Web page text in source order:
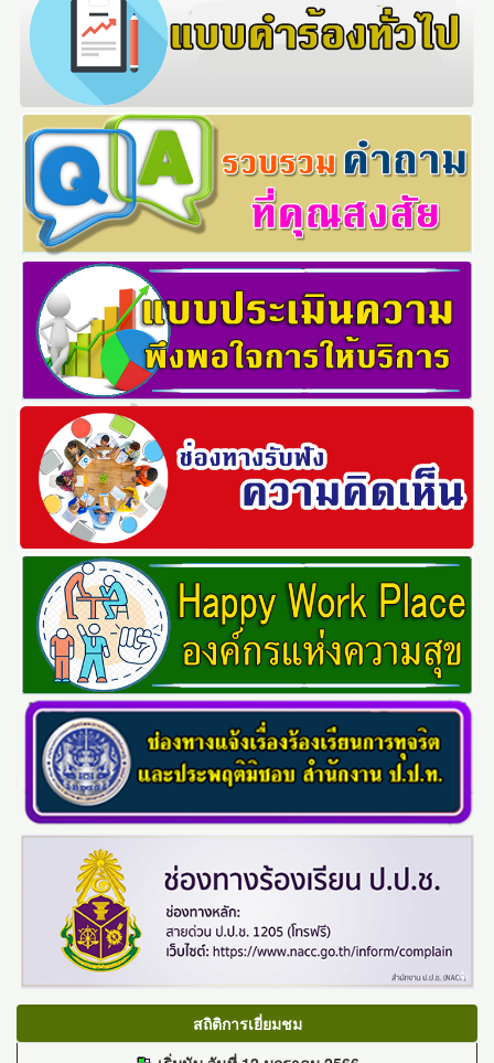
สถิติการเยี่ยมชม